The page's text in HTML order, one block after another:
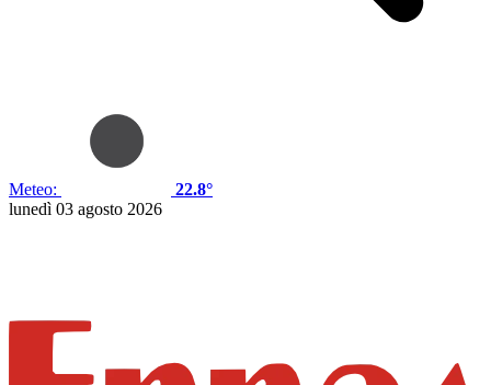
Meteo:
22.8°
lunedì 03 agosto 2026